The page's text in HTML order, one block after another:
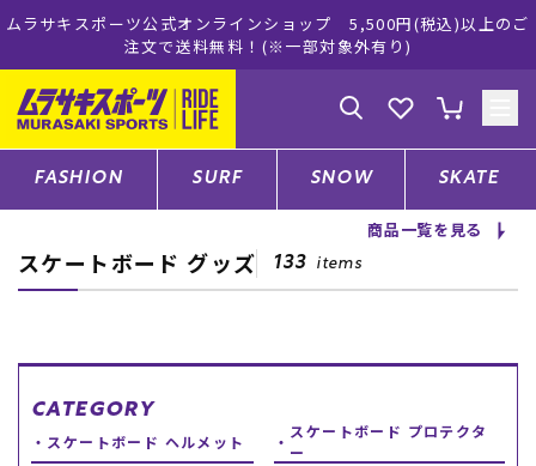
ムラサキスポーツ公式オンラインショップ 新作続々入荷中！是非お
買い物をお楽しみください♪
ゲスト様
ログイン 会員登録
店舗一覧
CATEGORY
ファッションTOP
FASHION SURF SNOW SKATE
商品一覧を見る
スケートボード グッズ 133 items
CATEGORY
スケートボード ヘルメット
スケートボード プロテクタ
ー